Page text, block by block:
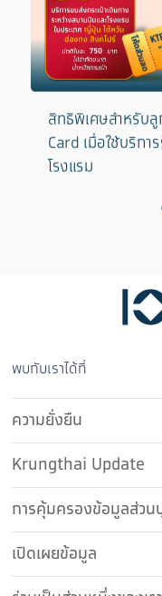
สิทธิพิเศษสำหรับ
Card เมื่อใช้บริการรับส่งกระเป๋าระหว่างสนามบินและ
โรงแรม
พบกับเราได้ที่
ความยั่งยืน
Krungthai Update
การคุ้มครองข้อมูลส่ว
เปิดเผยข้อมูล